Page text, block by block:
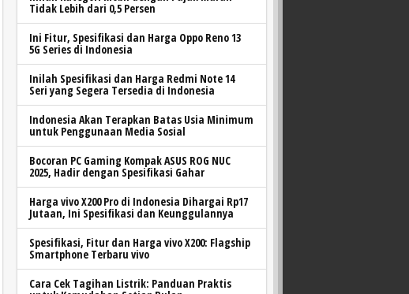
Tidak Lebih dari 0,5 Persen
Ini Fitur, Spesifikasi dan Harga Oppo Reno 13
5G Series di Indonesia
Inilah Spesifikasi dan Harga Redmi Note 14
Seri yang Segera Tersedia di Indonesia
Indonesia Akan Terapkan Batas Usia Minimum
untuk Penggunaan Media Sosial
Bocoran PC Gaming Kompak ASUS ROG NUC
2025, Hadir dengan Spesifikasi Gahar
Harga vivo X200 Pro di Indonesia Dihargai Rp17
Jutaan, Ini Spesifikasi dan Keunggulannya
Spesifikasi, Fitur dan Harga vivo X200: Flagship
Smartphone Terbaru vivo
Cara Cek Tagihan Listrik: Panduan Praktis